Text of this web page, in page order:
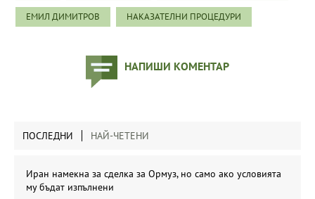
ЕМИЛ ДИМИТРОВ НАКАЗАТЕЛНИ ПРОЦЕДУРИ
НАПИШИ КОМЕНТАР
ПОСЛЕДНИ НАЙ-ЧЕТЕНИ
Иран намекна за сделка за Ормуз, но само ако условията
му бъдат изпълнени